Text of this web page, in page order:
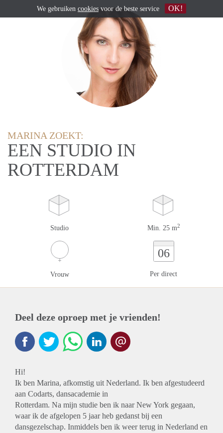
MARINA ZOEKT:
EEN STUDIO IN
ROTTERDAM
Studio Min. 25 m2
Vrouw
06
Per direct
Deel deze oproep met je vrienden!
Hi!
Ik ben Marina, afkomstig uit Nederland. Ik ben afgestudeerd
aan Codarts, dansacademie in
Rotterdam. Na mijn studie ben ik naar New York gegaan,
waar ik de afgelopen 5 jaar heb gedanst bij een
dansgezelschap. Inmiddels ben ik weer terug in Nederland en
We gebruiken cookies voor de beste service OK!